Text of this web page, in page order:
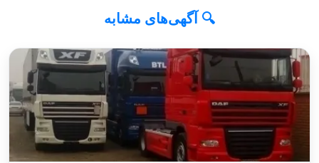
🔍 آگهی‌های مشابه